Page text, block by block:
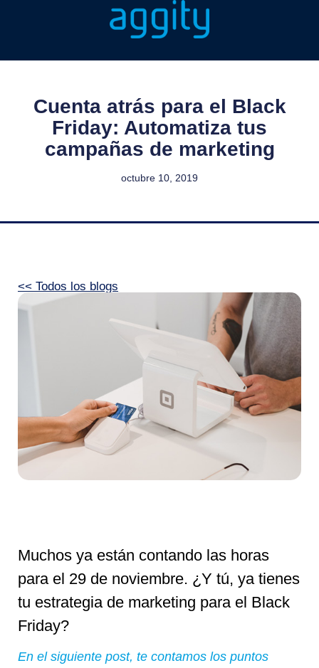
Cuenta atrás para el Black
Friday: Automatiza tus
campañas de marketing
octubre 10, 2019
<< Todos los blogs
Muchos ya están contando las horas
para el 29 de noviembre. ¿Y tú, ya tienes
tu estrategia de marketing para el Black
Friday?
En el siguiente post, te contamos los puntos